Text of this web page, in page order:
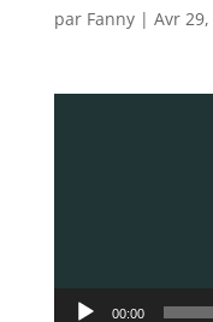
par Fanny| Avr
00:00